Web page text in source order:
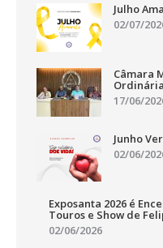
Julho
02/07/
Câmara
Ordinária
17/06/
Junho
02/06/
Exposanta 2026 é
Touros e Show de
02/06/2026